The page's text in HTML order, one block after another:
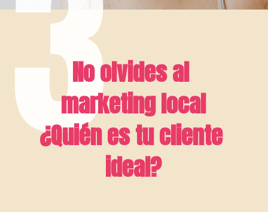
No olvides al
marketing local
¿Quién es tu cliente
ideal?